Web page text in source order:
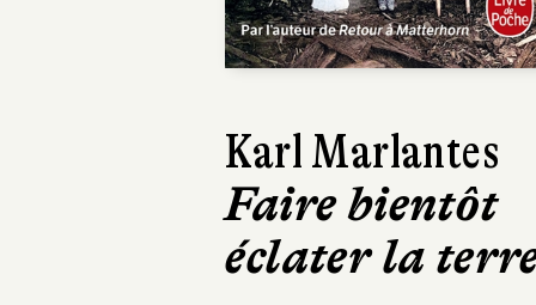
Karl Marlantes
Faire bientôt
éclater la